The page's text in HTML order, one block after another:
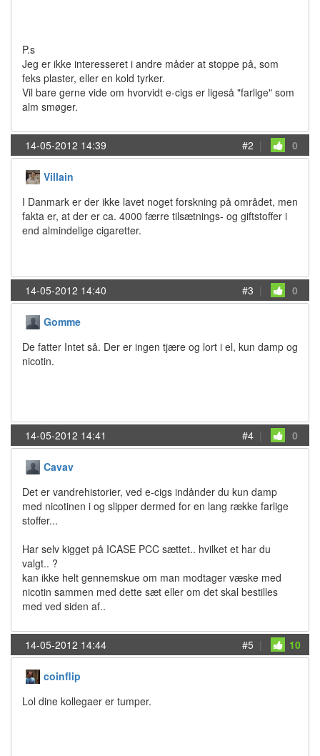
P.s
Jeg er ikke interesseret i andre måder at stoppe på, som
feks plaster, eller en kold tyrker.
Vil bare gerne vide om hvorvidt e-cigs er ligeså "farlige" som
alm smøger.
14-05-2012 14:39 #2 | 0
Villain
I Danmark er der ikke lavet noget forskning på området, men
fakta er, at der er ca. 4000 færre tilsætnings- og giftstoffer i
end almindelige cigaretter.
14-05-2012 14:40 #3 | 0
Gomme
De fatter Intet så. Der er ingen tjære og lort i el, kun damp og
nicotin.
14-05-2012 14:41 #4 | 0
Cavav
Det er vandrehistorier, ved e-cigs indånder du kun damp
med nicotinen i og slipper dermed for en lang række farlige
stoffer...
Har selv kigget på ICASE PCC sættet.. hvilket et har du
valgt.. ?
kan ikke helt gennemskue om man modtager væske med
nicotin sammen med dette sæt eller om det skal bestilles
med ved siden af..
14-05-2012 14:44 #5 | 10
coinflip
Lol dine kollegaer er tumper.